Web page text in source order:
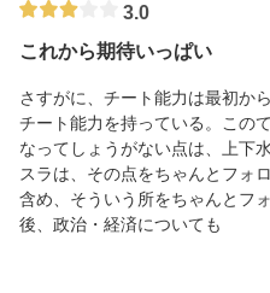
3.0
これから期待いっぱい
さすがに、チート能力は最初か
チート能力を持っている。この
なってしょうがない点は、上下
スラは、その点をちゃんとフォ
含め、そういう所をちゃんとフ
後、政治・経済についても